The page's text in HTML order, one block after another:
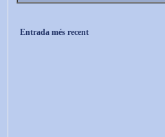
Entrada més recent